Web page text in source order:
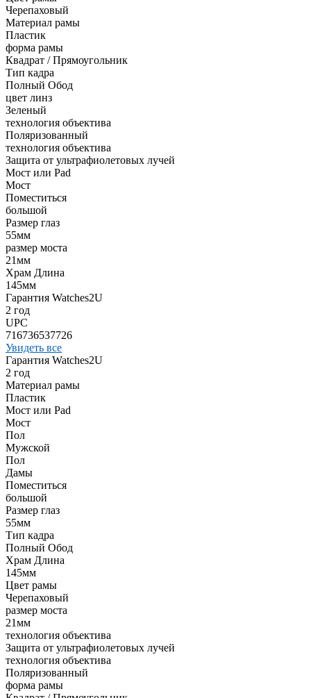
Черепаховый
Материал рамы
Пластик
форма рамы
Квадрат / Прямоугольник
Тип кадра
Полный Обод
цвет линз
Зеленый
технология объектива
Поляризованный
технология объектива
Защита от ультрафиолетовых лучей
Мост или Pad
Мост
Поместиться
большой
Размер глаз
55мм
размер моста
21мм
Храм Длина
145мм
Гарантия Watches2U
2 год
UPC
716736537726
Увидеть все
Гарантия Watches2U
2 год
Материал рамы
Пластик
Мост или Pad
Мост
Пол
Мужской
Пол
Дамы
Поместиться
большой
Размер глаз
55мм
Тип кадра
Полный Обод
Храм Длина
145мм
Цвет рамы
Черепаховый
размер моста
21мм
технология объектива
Защита от ультрафиолетовых лучей
технология объектива
Поляризованный
форма рамы